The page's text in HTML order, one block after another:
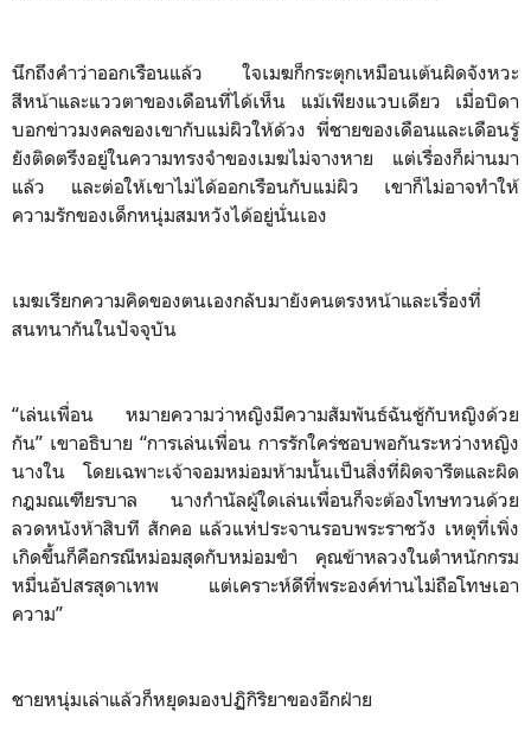
นึกถึงคำว่าออกเรือนแล้ว ใจเมฆก็กระตุกเหมือนเต้นผิดจังหวะ
สีหน้าและแววตาของเดือนที่ได้เห็น แม้เพียงแวบเดียว เมื่อบิดา
บอกข่าวมงคลของเขากับแม่ผิวให้ด้วง พี่ชายของเดือนและเดือนรู้
ยังติดตรึงอยู่ในความทรงจำของเมฆไม่จางหาย แต่เรื่องก็ผ่านมา
แล้ว และต่อให้เขาไม่ได้ออกเรือนกับแม่ผิว เขาก็ไม่อาจทำให้
ความรักของเด็กหนุ่มสมหวังได้อยู่นั่นเอง
เมฆเรียกความคิดของตนเองกลับมายังคนตรงหน้าและเรื่องที่
สนทนากันในปัจจุบัน
“เล่นเพื่อน หมายความว่าหญิงมีความสัมพันธ์ฉันชู้กับหญิงด้วย
กัน” เขาอธิบาย “การเล่นเพื่อน การรักใคร่ชอบพอกันระหว่างหญิง
นางใน โดยเฉพาะเจ้าจอมหม่อมห้ามนั้นเป็นสิ่งที่ผิดจารีตและผิด
กฎมณเฑียรบาล นางกำนัลผู้ใดเล่นเพื่อนก็จะต้องโทษทวนด้วย
ลวดหนังห้าสิบที สักคอ แล้วแห่ประจานรอบพระราชวัง เหตุที่เพิ่ง
เกิดขึ้นก็คือกรณีหม่อมสุดกับหม่อมขำ คุณข้าหลวงในตำหนักกรม
หมื่นอัปสรสุดาเทพ แต่เคราะห์ดีที่พระองค์ท่านไม่ถือโทษเอา
ความ”
ชายหนุ่มเล่าแล้วก็หยุดมองปฏิกิริยาของอีกฝ่าย